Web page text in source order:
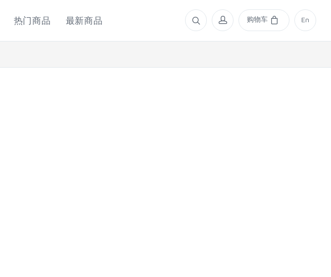
热门商品 最新商品 购物车 En